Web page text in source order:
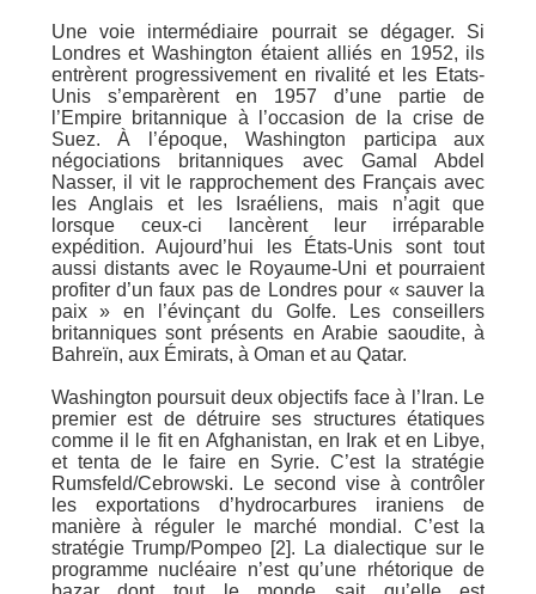
Une voie intermédiaire pourrait se dégager. Si
Londres et Washington étaient alliés en 1952, ils
entrèrent progressivement en rivalité et les Etats-
Unis s’emparèrent en 1957 d’une partie de
l’Empire britannique à l’occasion de la crise de
Suez. À l’époque, Washington participa aux
négociations britanniques avec Gamal Abdel
Nasser, il vit le rapprochement des Français avec
les Anglais et les Israéliens, mais n’agit que
lorsque ceux-ci lancèrent leur irréparable
expédition. Aujourd’hui les États-Unis sont tout
aussi distants avec le Royaume-Uni et pourraient
profiter d’un faux pas de Londres pour « sauver la
paix » en l’évinçant du Golfe. Les conseillers
britanniques sont présents en Arabie saoudite, à
Bahreïn, aux Émirats, à Oman et au Qatar.
Washington poursuit deux objectifs face à l’Iran. Le
premier est de détruire ses structures étatiques
comme il le fit en Afghanistan, en Irak et en Libye,
et tenta de le faire en Syrie. C’est la stratégie
Rumsfeld/Cebrowski. Le second vise à contrôler
les exportations d’hydrocarbures iraniens de
manière à réguler le marché mondial. C’est la
stratégie Trump/Pompeo [2]. La dialectique sur le
programme nucléaire n’est qu’une rhétorique de